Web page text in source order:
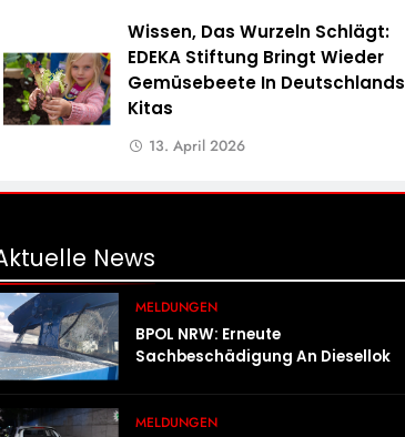
Wissen, Das Wurzeln Schlägt:
EDEKA Stiftung Bringt Wieder
Gemüsebeete In Deutschlands
Kitas
13. April 2026
News
MELDUNGEN
BPOL NRW: Erneute
Sachbeschädigung An Diesellok –
MELDUNGEN